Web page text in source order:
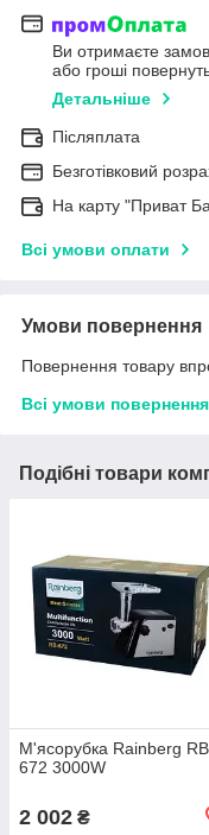
Ви отримаєте
або гроші
Детальніше
Післяплата
Безготівковий
На карту "Приват
Всі умови оплати
Умови повернення
Повернення товару
Всі умови повернення
Подібні товари
М'ясорубка Rainberg
672 3000W
2 002 ₴